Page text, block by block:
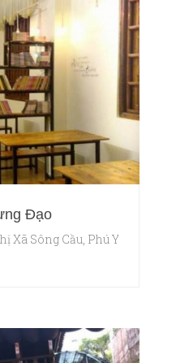
Đạo
Xã Sông Cầu, Phú Yên